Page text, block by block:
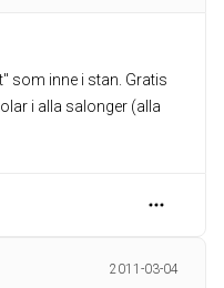
som inne i stan. Gratis
i alla salonger (alla
2011-03-04